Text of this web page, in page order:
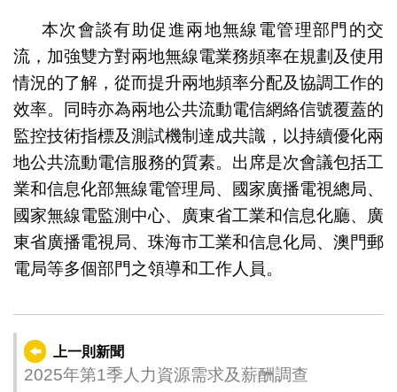
本次會談有助促進兩地無線電管理部門的交
流，加強雙方對兩地無線電業務頻率在規劃及使用
情況的了解，從而提升兩地頻率分配及協調工作的
效率。同時亦為兩地公共流動電信網絡信號覆蓋的
監控技術指標及測試機制達成共識，以持續優化兩
地公共流動電信服務的質素。出席是次會議包括工
業和信息化部無線電管理局、國家廣播電視總局、
國家無線電監測中心、廣東省工業和信息化廳、廣
東省廣播電視局、珠海市工業和信息化局、澳門郵
電局等多個部門之領導和工作人員。
上一則新聞
2025年第1季人力資源需求及薪酬調查